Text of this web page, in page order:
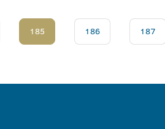
185 186 187